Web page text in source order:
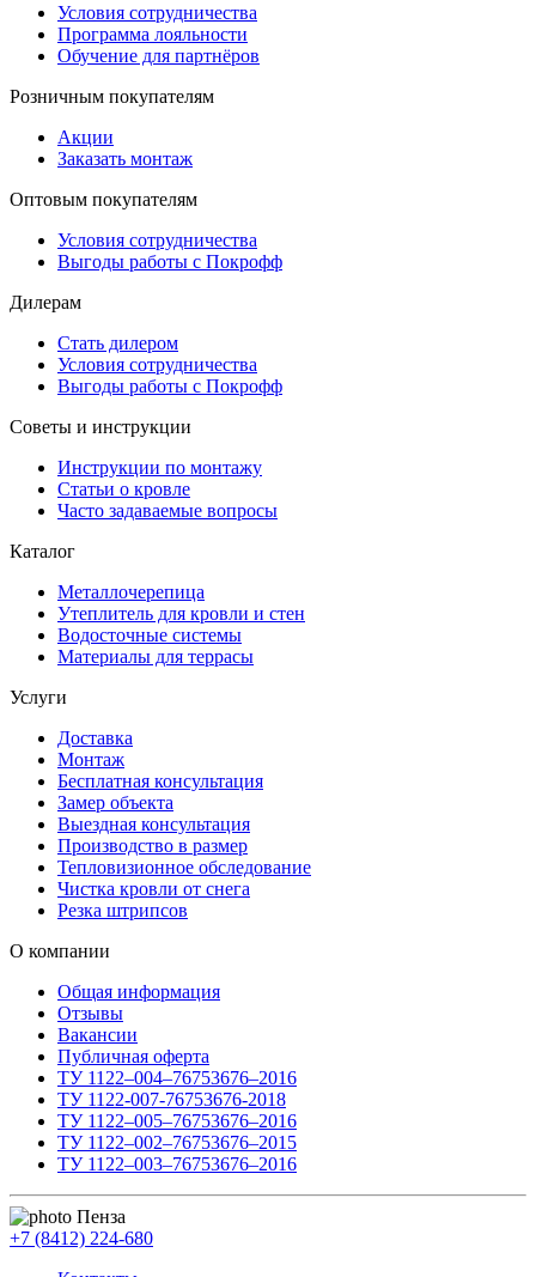
Условия сотрудничества
Программа лояльности
Обучение для партнёров
Розничным покупателям
Акции
Заказать монтаж
Оптовым покупателям
Условия сотрудничества
Выгоды работы с Покрофф
Дилерам
Стать дилером
Условия сотрудничества
Выгоды работы с Покрофф
Советы и инструкции
Инструкции по монтажу
Статьи о кровле
Часто задаваемые вопросы
Каталог
Металлочерепица
Утеплитель для кровли и стен
Водосточные системы
Материалы для террасы
Услуги
Доставка
Монтаж
Бесплатная консультация
Замер объекта
Выездная консультация
Производство в размер
Тепловизионное обследование
Чистка кровли от снега
Резка штрипсов
О компании
Общая информация
Отзывы
Вакансии
Публичная оферта
ТУ 1122–004–76753676–2016
ТУ 1122-007-76753676-2018
ТУ 1122–005–76753676–2016
ТУ 1122–002–76753676–2015
ТУ 1122–003–76753676–2016
Пенза
+7 (8412) 224-680